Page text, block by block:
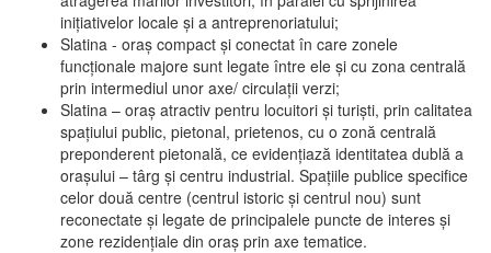
iniţiativelor locale şi a antreprenoriatului;
Slatina - oraş compact şi conectat în care zonele
funcţionale majore sunt legate între ele şi cu zona centrală
prin intermediul unor axe/ circulații verzi;
Slatina – oraş atractiv pentru locuitori şi turişti, prin calitatea
spaţiului public, pietonal, prietenos, cu o zonă centrală
preponderent pietonală, ce evidenţiază identitatea dublă a
oraşului – târg şi centru industrial. Spaţiile publice specifice
celor două centre (centrul istoric şi centrul nou) sunt
reconectate şi legate de principalele puncte de interes şi
zone rezidenţiale din oraş prin axe tematice.